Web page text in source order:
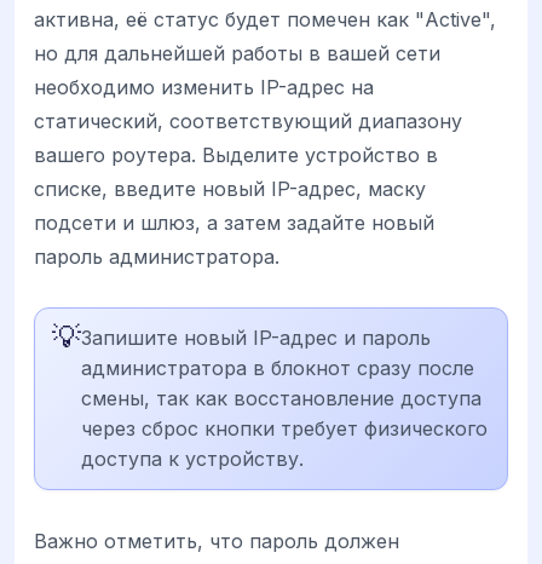
активна, её статус будет помечен как "Active",
но для дальнейшей работы в вашей сети
необходимо изменить IP-адрес на
статический, соответствующий диапазону
вашего роутера. Выделите устройство в
списке, введите новый IP-адрес, маску
подсети и шлюз, а затем задайте новый
пароль администратора.
💡Запишите новый IP-адрес и пароль
администратора в блокнот сразу после
смены, так как восстановление доступа
через сброс кнопки требует физического
доступа к устройству.
Важно отметить, что пароль должен